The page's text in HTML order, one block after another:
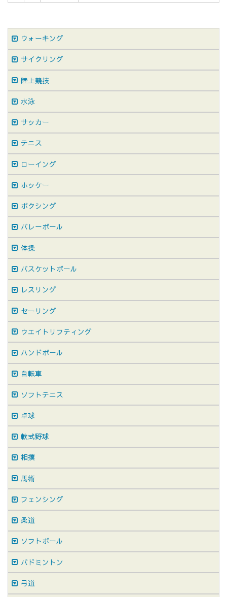
ウォーキング
サイクリング
陸上競技
水泳
サッカー
テニス
ローイング
ホッケー
ボクシング
バレーボール
体操
バスケットボール
レスリング
セーリング
ウエイトリフティング
ハンドボール
自転車
ソフトテニス
卓球
軟式野球
相撲
馬術
フェンシング
柔道
ソフトボール
バドミントン
弓道